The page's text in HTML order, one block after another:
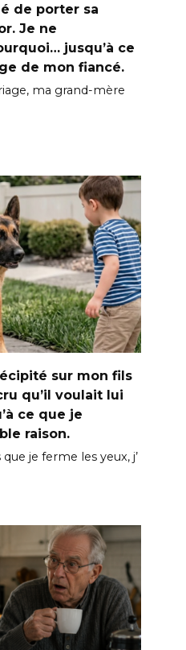
de porter sa
Je ne
jusqu’à ce
de mon fiancé.
ma grand-mère
sur mon fils
qu’il voulait lui
ce que je
raison.
je ferme les yeux, j’